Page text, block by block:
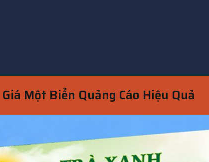
Một Biển Quảng Cáo Hiệu Quả